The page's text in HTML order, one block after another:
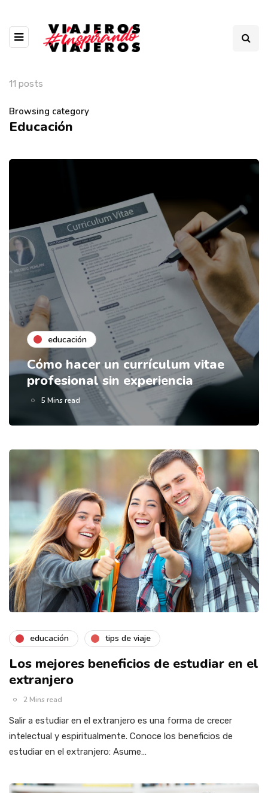
11 posts
Browsing category
Educación
educación
Cómo hacer un currículum vitae
profesional sin experiencia
5 Mins read
educación tips de viaje
Los mejores beneficios de estudiar en el
extranjero
2 Mins read
Salir a estudiar en el extranjero es una forma de crecer
intelectual y espiritualmente. Conoce los beneficios de
estudiar en el extranjero: Asume…